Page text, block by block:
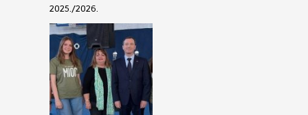
2025./2026.